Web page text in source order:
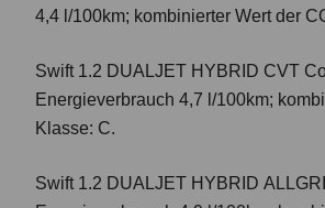
4,4 l/100km; kombinierter Wert der
Swift 1.2 DUALJET HYBRID CVT
Energieverbrauch 4,7 l/100km;
Klasse: C.
Swift 1.2 DUALJET HYBRID